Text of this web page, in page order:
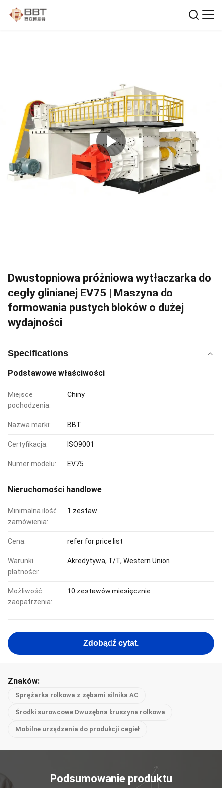
Dwustopniowa próżniowa wytłaczarka do
cegły glinianej EV75 | Maszyna do
formowania pustych bloków o dużej
wydajności
Specifications
Podstawowe właściwości
Miejsce
pochodzenia:
Chiny
Nazwa marki: BBT
Certyfikacja: ISO9001
Numer modelu: EV75
Nieruchomości handlowe
Minimalna ilość
zamówienia:
1 zestaw
Cena: refer for price list
Warunki
płatności:
Akredytywa, T/T, Western Union
Możliwość
zaopatrzenia:
10 zestawów miesięcznie
Zdobądź cytat.
Znaków:
Sprężarka rolkowa z zębami silnika AC
Środki surowcowe Dwuzębna kruszyna rolkowa
Mobilne urządzenia do produkcji cegieł
Podsumowanie produktu